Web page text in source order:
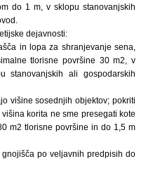
do 1 m, v sklopu stanovanjskih
dejavnosti:
in lopa za shranjevanje sena,
tlorisne površine 30 m2, v
ali gospodarskih
višine sosednjih objektov; pokriti
korita ne sme presegati kote
m2 tlorisne površine in do 1,5 m
po veljavnih predpisih do